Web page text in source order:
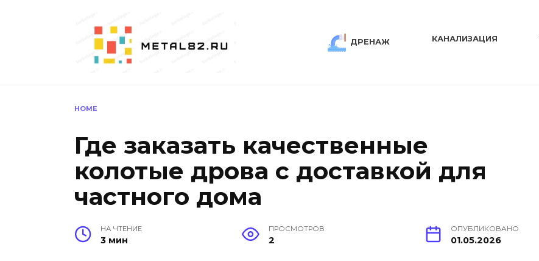
ДРЕНАЖ КАНАЛИЗАЦИЯ
HOME
Где заказать качественные
колотые дрова с доставкой для
частного дома
НА ЧТЕНИЕ
3 мин
ПРОСМОТРОВ
2
ОПУБЛИКОВАНО
01.05.2026